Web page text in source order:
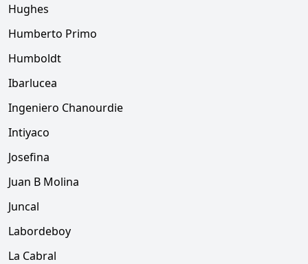
Hughes
Humberto Primo
Humboldt
Ibarlucea
Ingeniero Chanourdie
Intiyaco
Josefina
Juan B Molina
Juncal
Labordeboy
La Cabral